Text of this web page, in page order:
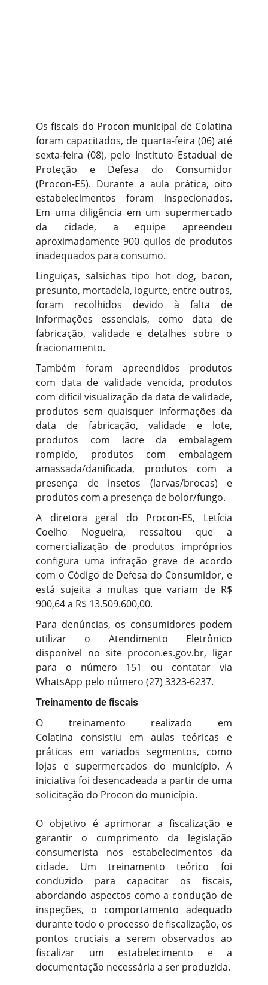
Os fiscais do Procon municipal de Colatina
foram capacitados, de quarta-feira (06) até
sexta-feira (08), pelo Instituto Estadual de
Proteção e Defesa do Consumidor
(Procon-ES). Durante a aula prática, oito
estabelecimentos foram inspecionados.
Em uma diligência em um supermercado
da cidade, a equipe apreendeu
aproximadamente 900 quilos de produtos
inadequados para consumo.
Linguiças, salsichas tipo hot dog, bacon,
presunto, mortadela, iogurte, entre outros,
foram recolhidos devido à falta de
informações essenciais, como data de
fabricação, validade e detalhes sobre o
fracionamento.
Também foram apreendidos produtos
com data de validade vencida, produtos
com difícil visualização da data de validade,
produtos sem quaisquer informações da
data de fabricação, validade e lote,
produtos com lacre da embalagem
rompido, produtos com embalagem
amassada/danificada, produtos com a
presença de insetos (larvas/brocas) e
produtos com a presença de bolor/fungo.
A diretora geral do Procon-ES, Letícia
Coelho Nogueira, ressaltou que a
comercialização de produtos impróprios
configura uma infração grave de acordo
com o Código de Defesa do Consumidor, e
está sujeita a multas que variam de R$
900,64 a R$ 13.509.600,00.
Para denúncias, os consumidores podem
utilizar o Atendimento Eletrônico
disponível no site procon.es.gov.br, ligar
para o número 151 ou contatar via
WhatsApp pelo número (27) 3323-6237.
Treinamento de fiscais
O treinamento realizado em
Colatina consistiu em aulas teóricas e
práticas em variados segmentos, como
lojas e supermercados do município. A
iniciativa foi desencadeada a partir de uma
solicitação do Procon do município.
O objetivo é aprimorar a fiscalização e
garantir o cumprimento da legislação
consumerista nos estabelecimentos da
cidade. Um treinamento teórico foi
conduzido para capacitar os fiscais,
abordando aspectos como a condução de
inspeções, o comportamento adequado
durante todo o processo de fiscalização, os
pontos cruciais a serem observados ao
fiscalizar um estabelecimento e a
documentação necessária a ser produzida.